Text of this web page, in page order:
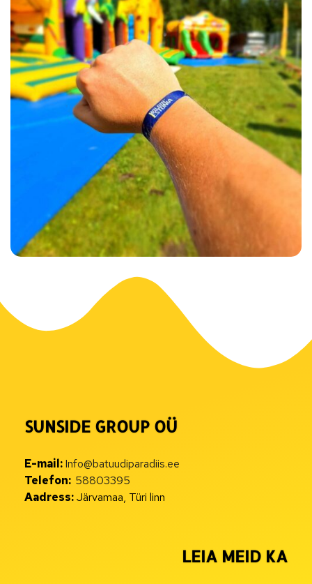
SUNSIDE GROUP OÜ
E-mail:Info@batuudiparadiis.ee
Telefon: 58803395
Aadress:Järvamaa, Türi linn
LEIA MEID KA